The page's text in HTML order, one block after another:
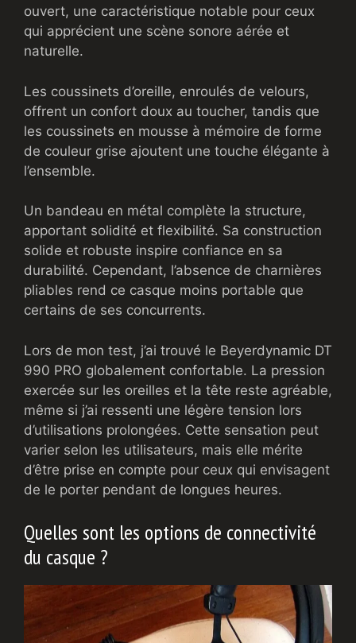
ouvert, une caractéristique notable pour ceux
qui apprécient une scène sonore aérée et
naturelle.
Les coussinets d’oreille, enroulés de velours,
offrent un confort doux au toucher, tandis que
les coussinets en mousse à mémoire de forme
de couleur grise ajoutent une touche élégante à
l’ensemble.
Un bandeau en métal complète la structure,
apportant solidité et flexibilité. Sa construction
solide et robuste inspire confiance en sa
durabilité. Cependant, l’absence de charnières
pliables rend ce casque moins portable que
certains de ses concurrents.
Lors de mon test, j’ai trouvé le Beyerdynamic DT
990 PRO globalement confortable. La pression
exercée sur les oreilles et la tête reste agréable,
même si j’ai ressenti une légère tension lors
d’utilisations prolongées. Cette sensation peut
varier selon les utilisateurs, mais elle mérite
d’être prise en compte pour ceux qui envisagent
de le porter pendant de longues heures.
Quelles sont les options de connectivité
du casque ?